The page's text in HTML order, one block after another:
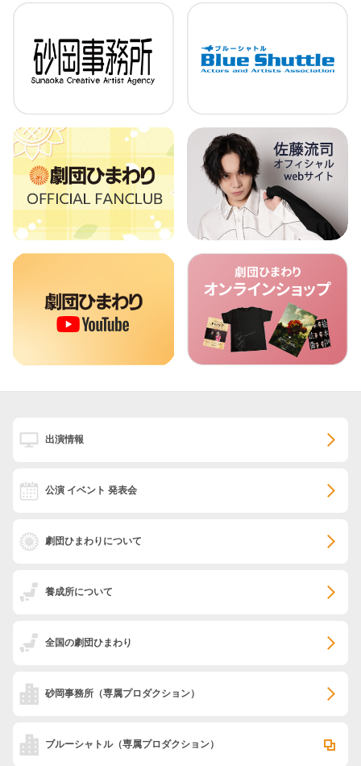
出演情報
公演 イベント 発表会
劇団ひまわりについて
養成所について
全国の劇団ひまわり
砂岡事務所 （専属プロダクション）
ブルーシャトル（専属プロダクション）